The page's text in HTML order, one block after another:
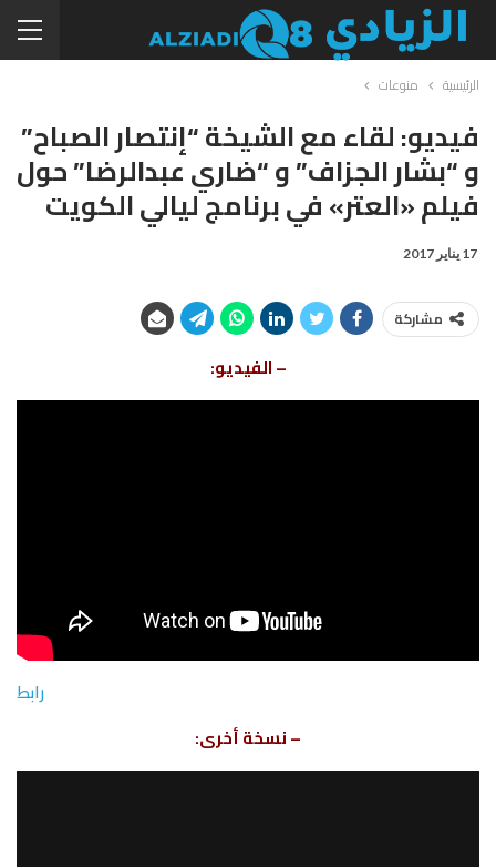
الرئيسية منوعات
فيديو: لقاء مع الشيخة “إنتصار الصباح”
و “بشار الجزاف” و “ضاري عبدالرضا” حول
فيلم «العتر» في برنامج ليالي الكويت
17 يناير 2017
مشاركة
– الفيديو:
رابط
– نسخة أخرى: